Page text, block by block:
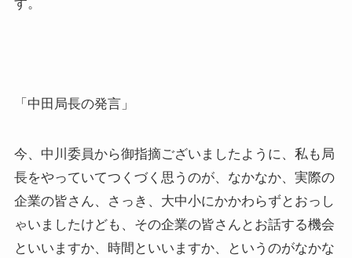
す。
「中田局長の発言」
今、中川委員から御指摘ございましたように、私も局
長をやっていてつくづく思うのが、なかなか、実際の
企業の皆さん、さっき、大中小にかかわらずとおっし
ゃいましたけども、その企業の皆さんとお話する機会
といいますか、時間といいますか、というのがなかな